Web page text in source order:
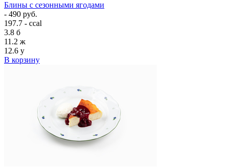
Блины с сезонными ягодами
- 490 руб.
197.7 - ccal
3.8 б
11.2 ж
12.6 у
В корзину